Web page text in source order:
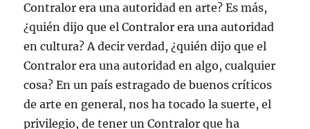
Contralor era una autoridad en arte? Es más,
¿quién dijo que el Contralor era una autoridad
en cultura? A decir verdad, ¿quién dijo que el
Contralor era una autoridad en algo, cualquier
cosa? En un país estragado de buenos críticos
de arte en general, nos ha tocado la suerte, el
privilegio, de tener un Contralor que ha